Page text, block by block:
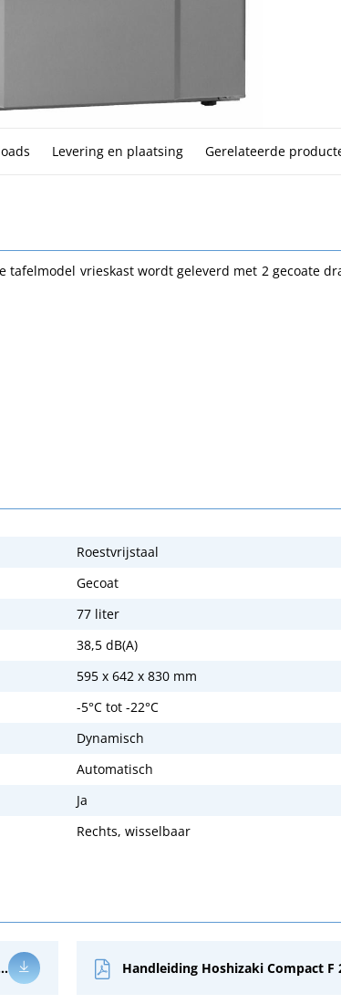
Levering en plaatsing Gerelateerde
tafelmodel vrieskast wordt geleverd met 2 gecoate
Roestvrijstaal
Gecoat
77 liter
38,5 dB(A)
595 x 642 x 830 mm
-5°C tot -22°C
Dynamisch
Automatisch
Ja
Rechts, wisselbaar
Compact F 220 RG